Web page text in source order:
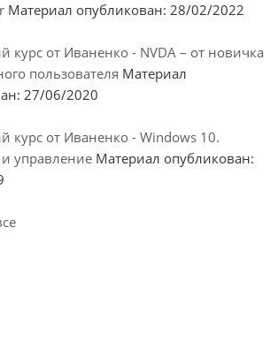
Материал опубликован: 28/02/2022
курс от Иваненко - NVDA – от новичка
пользователя Материал
27/06/2020
курс от Иваненко - Windows 10.
управление Материал опубликован: